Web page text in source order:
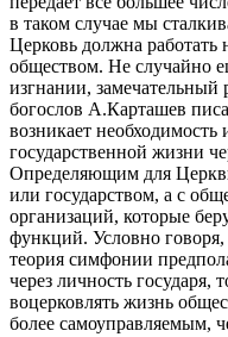
в таком случае мы
Церковь должна работать
обществом. Не случайно
изгнании,
богослов А.Карташев
возникает
государственной жизни
Определяющим для
или государством, а с
организаций, которые
функций. Условно
теория симфонии
через личность государя,
воцерковлять жизнь
более самоуправляемым,